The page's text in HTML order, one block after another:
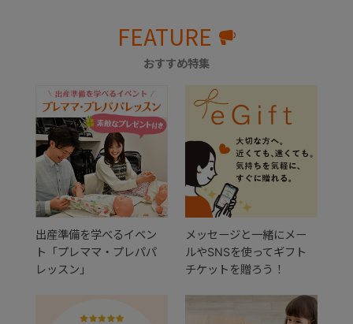
FEATURE
おすすめ特集
出産準備を学べるイベン
ト「プレママ・プレパパ
レッスン」
メッセージと一緒にメー
ルやSNSを使ってギフト
チケットを贈ろう！